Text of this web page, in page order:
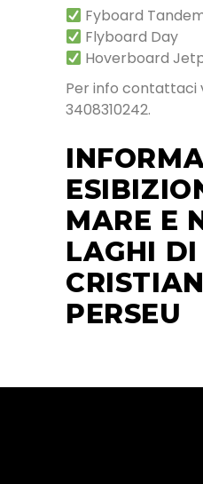
Fyboard
Flyboard Day
Hoverboard
Per info contattaci
3408310242.
MARE E
LAGHI DI
PERSEU